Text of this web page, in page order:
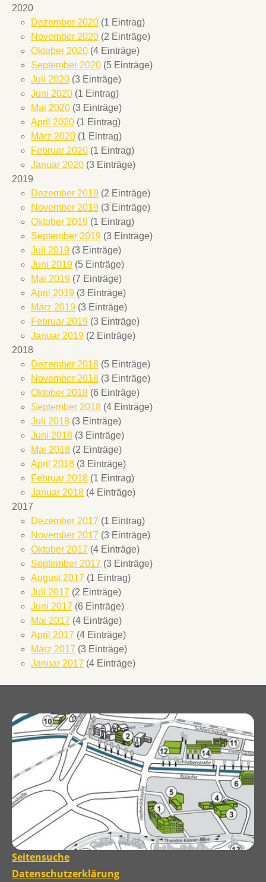
2020
Dezember 2020 (1 Eintrag)
November 2020 (2 Einträge)
Oktober 2020 (4 Einträge)
September 2020 (5 Einträge)
Juli 2020 (3 Einträge)
Juni 2020 (1 Eintrag)
Mai 2020 (3 Einträge)
April 2020 (1 Eintrag)
März 2020 (1 Eintrag)
Februar 2020 (1 Eintrag)
Januar 2020 (3 Einträge)
2019
Dezember 2019 (2 Einträge)
November 2019 (3 Einträge)
Oktober 2019 (1 Eintrag)
September 2019 (3 Einträge)
Juli 2019 (3 Einträge)
Juni 2019 (5 Einträge)
Mai 2019 (7 Einträge)
April 2019 (3 Einträge)
März 2019 (3 Einträge)
Februar 2019 (3 Einträge)
Januar 2019 (2 Einträge)
2018
Dezember 2018 (5 Einträge)
November 2018 (3 Einträge)
Oktober 2018 (6 Einträge)
September 2018 (4 Einträge)
Juli 2018 (3 Einträge)
Juni 2018 (3 Einträge)
Mai 2018 (2 Einträge)
April 2018 (3 Einträge)
Februar 2018 (1 Eintrag)
Januar 2018 (4 Einträge)
2017
Dezember 2017 (1 Eintrag)
November 2017 (3 Einträge)
Oktober 2017 (4 Einträge)
September 2017 (3 Einträge)
August 2017 (1 Eintrag)
Juli 2017 (2 Einträge)
Juni 2017 (6 Einträge)
Mai 2017 (4 Einträge)
April 2017 (4 Einträge)
März 2017 (3 Einträge)
Januar 2017 (4 Einträge)
Seitensuche
Datenschutzerklärung